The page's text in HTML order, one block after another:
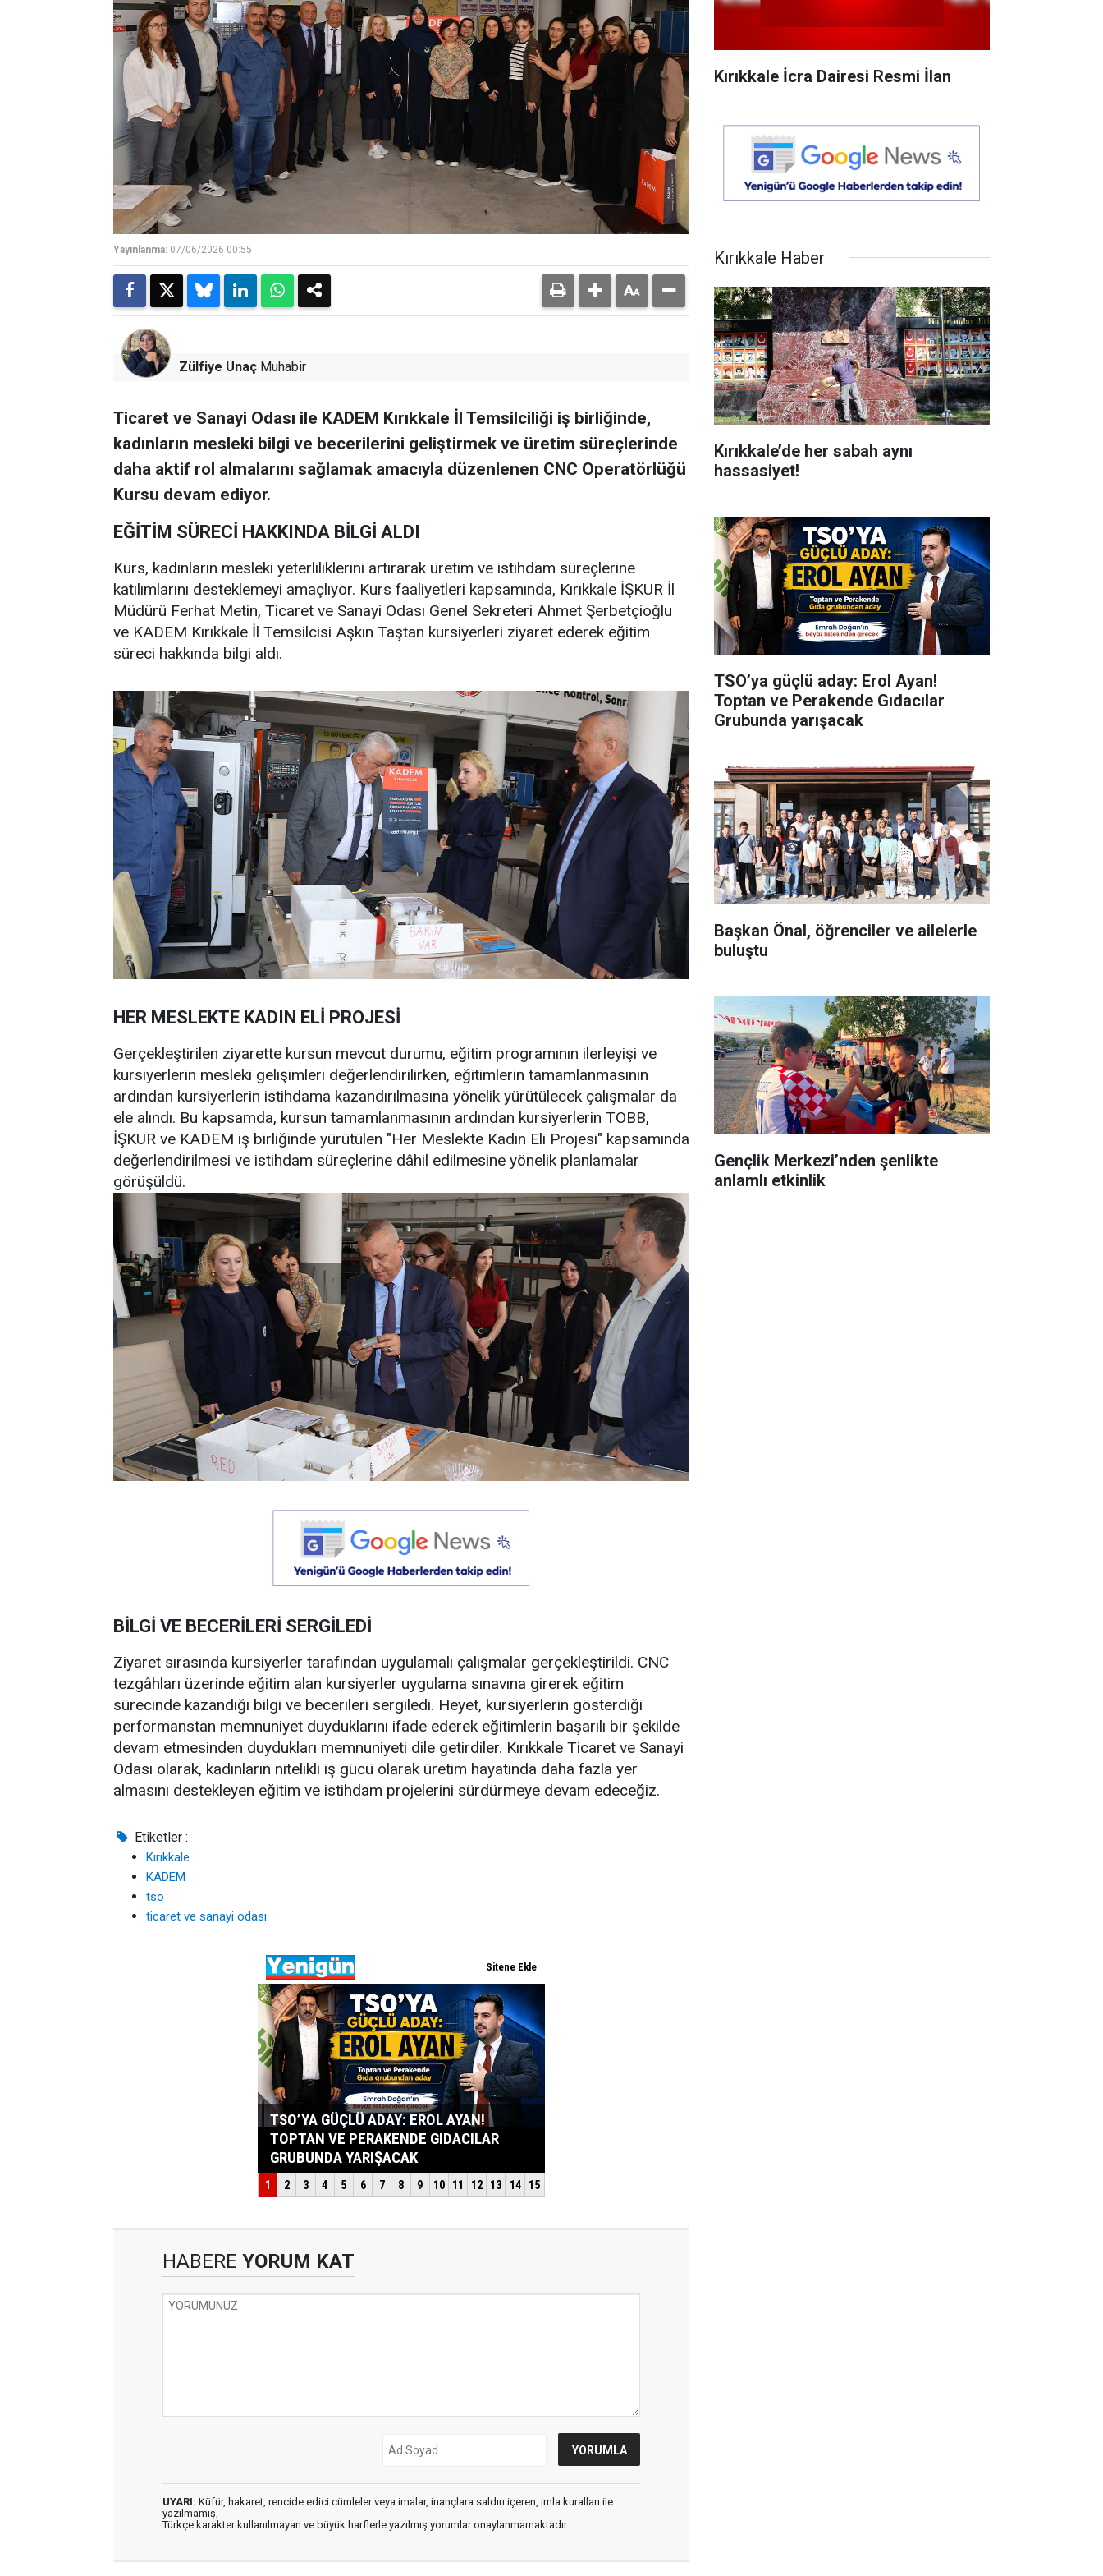
Yayınlanma: 07/06/2026 00:55
Zülfiye Unaç Muhabir
Ticaret ve Sanayi Odası ile KADEM Kırıkkale İl Temsilciliği iş birliğinde,
kadınların mesleki bilgi ve becerilerini geliştirmek ve üretim süreçlerinde
daha aktif rol almalarını sağlamak amacıyla düzenlenen CNC Operatörlüğü
Kursu devam ediyor.
EĞİTİM SÜRECİ HAKKINDA BİLGİ ALDI
Kurs, kadınların mesleki yeterliliklerini artırarak üretim ve istihdam süreçlerine
katılımlarını desteklemeyi amaçlıyor. Kurs faaliyetleri kapsamında, Kırıkkale İŞKUR İl
Müdürü Ferhat Metin, Ticaret ve Sanayi Odası Genel Sekreteri Ahmet Şerbetçioğlu
ve KADEM Kırıkkale İl Temsilcisi Aşkın Taştan kursiyerleri ziyaret ederek eğitim
süreci hakkında bilgi aldı.
HER MESLEKTE KADIN ELİ PROJESİ
Gerçekleştirilen ziyarette kursun mevcut durumu, eğitim programının ilerleyişi ve
kursiyerlerin mesleki gelişimleri değerlendirilirken, eğitimlerin tamamlanmasının
ardından kursiyerlerin istihdama kazandırılmasına yönelik yürütülecek çalışmalar da
ele alındı. Bu kapsamda, kursun tamamlanmasının ardından kursiyerlerin TOBB,
İŞKUR ve KADEM iş birliğinde yürütülen "Her Meslekte Kadın Eli Projesi" kapsamında
değerlendirilmesi ve istihdam süreçlerine dâhil edilmesine yönelik planlamalar
görüşüldü.
BİLGİ VE BECERİLERİ SERGİLEDİ
Ziyaret sırasında kursiyerler tarafından uygulamalı çalışmalar gerçekleştirildi. CNC
tezgâhları üzerinde eğitim alan kursiyerler uygulama sınavına girerek eğitim
sürecinde kazandığı bilgi ve becerileri sergiledi. Heyet, kursiyerlerin gösterdiği
performanstan memnuniyet duyduklarını ifade ederek eğitimlerin başarılı bir şekilde
devam etmesinden duydukları memnuniyeti dile getirdiler. Kırıkkale Ticaret ve Sanayi
Odası olarak, kadınların nitelikli iş gücü olarak üretim hayatında daha fazla yer
almasını destekleyen eğitim ve istihdam projelerini sürdürmeye devam edeceğiz.
Etiketler :
Kırıkkale
KADEM
tso
ticaret ve sanayi odası
HABERE YORUM KAT
UYARI: Küfür, hakaret, rencide edici cümleler veya imalar, inançlara saldırı içeren, imla kuralları ile
yazılmamış,
Türkçe karakter kullanılmayan ve büyük harflerle yazılmış yorumlar onaylanmamaktadır.
Kırıkkale İcra Dairesi Resmi İlan
Kırıkkale Haber
Kırıkkale’de her sabah aynı
hassasiyet!
TSO’ya güçlü aday: Erol Ayan!
Toptan ve Perakende Gıdacılar
Grubunda yarışacak
Başkan Önal, öğrenciler ve ailelerle
buluştu
Gençlik Merkezi’nden şenlikte
anlamlı etkinlik